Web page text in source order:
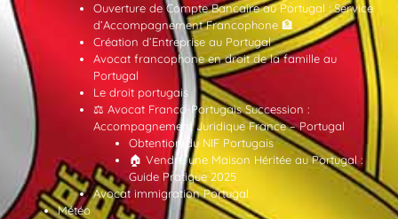
Ouverture de Compte Bancaire au Portugal : Service
d’Accompagnement Francophone 🏦
Création d’Entreprise au Portugal
Avocat francophone en droit de la famille au
Portugal
Le droit portugais
⚖️ Avocat Franco-Portugais Succession :
Accompagnement Juridique France – Portugal
Obtention du NIF Portugais
🏠 Vendre une Maison Héritée au Portugal :
Guide Pratique 2025
Avocat immigration Portugal
Météo